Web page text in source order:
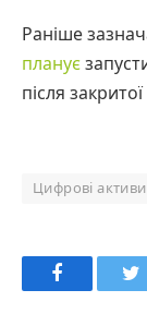
Раніше
планує
після
Цифрові активи
Facebook